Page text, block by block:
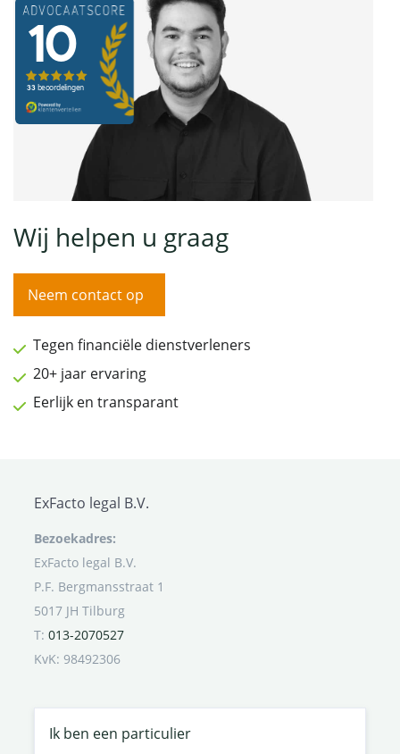
Wij helpen u graag
Neem contact op
Tegen financiële dienstverleners
20+ jaar ervaring
Eerlijk en transparant
ExFacto legal B.V.
Bezoekadres:
ExFacto legal B.V.
P.F. Bergmansstraat 1
5017 JH Tilburg
T: 013-2070527
KvK: 98492306
Ik ben een particulier